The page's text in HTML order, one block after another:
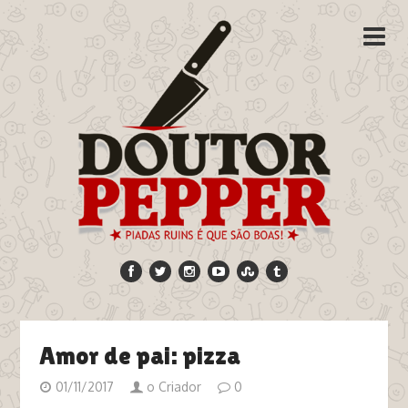
Amor de pai: pizza
01/11/2017 o Criador 0